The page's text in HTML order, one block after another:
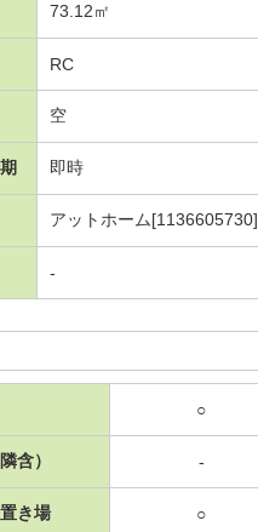
73.12㎡
RC
空
即時
アットホーム[1136605730]
-
○
含） -
き場 ○